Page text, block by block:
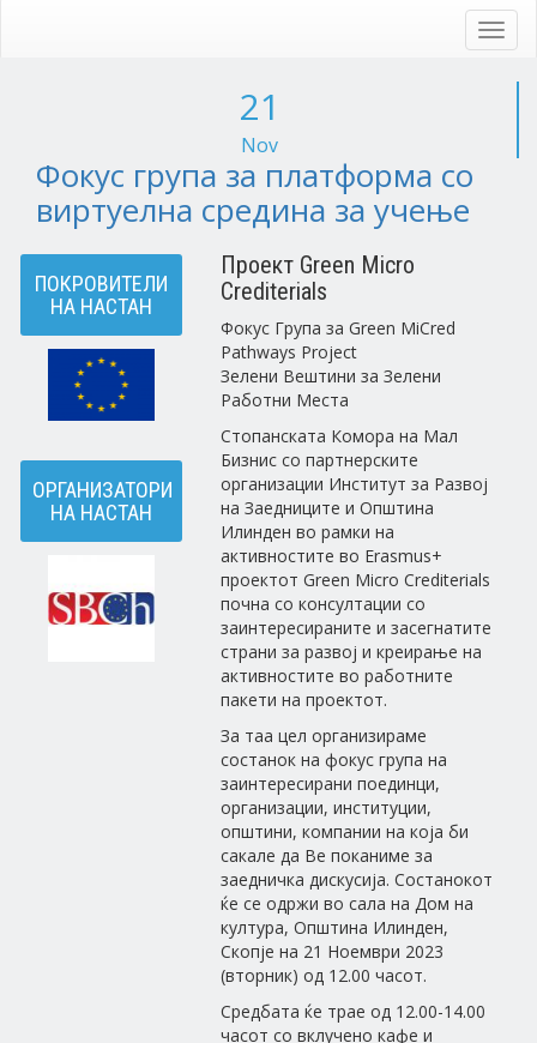
21
Nov
Фокус група за платформа со
виртуелна средина за учење
ПОКРОВИТЕЛИ
НА НАСТАН
ОРГАНИЗАТОРИ
НА НАСТАН
Проект Green Micro
Crediterials
Фокус Група за Green MiCred
Pathways Project
Зелени Вештини за Зелени
Работни Места
Стопанската Комора на Мал
Бизнис со партнерските
организации Институт за Развој
на Заедниците и Општина
Илинден во рамки на
активностите во Erasmus+
проектот Green Micro Crediterials
почна со консултации со
заинтересираните и засегнатите
страни за развој и креирање на
активностите во работните
пакети на проектот.
За таа цел организираме
состанок на фокус група на
заинтересирани поединци,
организации, институции,
општини, компании на која би
сакале да Ве поканиме за
заедничка дискусија. Состанокот
ќе се одржи во сала на Дом на
култура, Општина Илинден,
Скопје на 21 Ноември 2023
(вторник) од 12.00 часот.
Средбата ќе трае од 12.00-14.00
часот со вклучено кафе и